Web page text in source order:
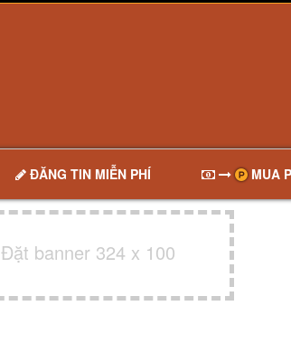
ĐĂNG TIN MIỄN PHÍ MUA
Đặt banner 324 x 100